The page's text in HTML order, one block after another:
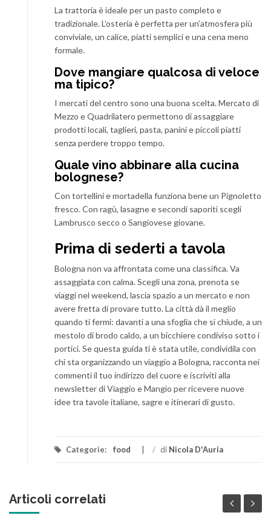
La trattoria è ideale per un pasto completo e
tradizionale. L’osteria è perfetta per un’atmosfera più
conviviale, un calice, piatti semplici e una cena meno
formale.
Dove mangiare qualcosa di veloce
ma tipico?
I mercati del centro sono una buona scelta. Mercato di
Mezzo e Quadrilatero permettono di assaggiare
prodotti locali, taglieri, pasta, panini e piccoli piatti
senza perdere troppo tempo.
Quale vino abbinare alla cucina
bolognese?
Con tortellini e mortadella funziona bene un Pignoletto
fresco. Con ragù, lasagne e secondi saporiti scegli
Lambrusco secco o Sangiovese giovane.
Prima di sederti a tavola
Bologna non va affrontata come una classifica. Va
assaggiata con calma. Scegli una zona, prenota se
viaggi nel weekend, lascia spazio a un mercato e non
avere fretta di provare tutto. La città dà il meglio
quando ti fermi: davanti a una sfoglia che si chiude, a un
mestolo di brodo caldo, a un bicchiere condiviso sotto i
portici. Se questa guida ti è stata utile, condividila con
chi sta organizzando un viaggio a Bologna, racconta nei
commenti il tuo indirizzo del cuore e iscriviti alla
newsletter di Viaggio e Mangio per ricevere nuove
idee tra tavole italiane, sagre e itinerari di gusto.
Categorie: food / di Nicola D'Auria
Articoli correlati